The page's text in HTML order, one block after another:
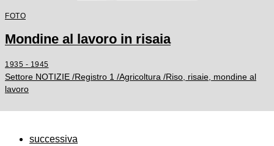
FOTO
Mondine al lavoro in risaia
1935 - 1945
Settore NOTIZIE /Registro 1 /Agricoltura /Riso, risaie, mondine al
lavoro
successiva